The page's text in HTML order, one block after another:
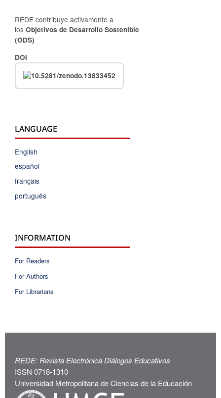
REDE contribuye activamente a
los Objetivos de Desarrollo Sostenible
(ODS)
DOI
LANGUAGE
English
español
français
português
INFORMATION
For Readers
For Authors
For Librarians
REDE: Revista Electrónica Diálogos Educativos
ISSN 0718-1310
Universidad Metropolitana de Ciencias de la Educación